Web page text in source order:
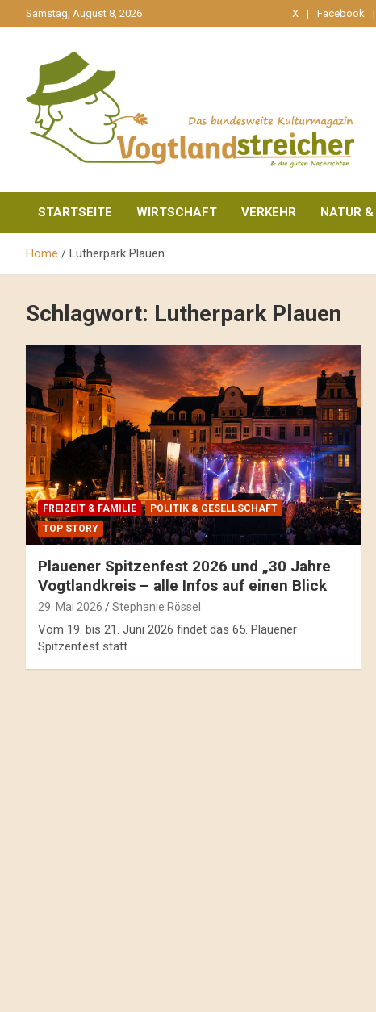
zum
Samstag, August 8, 2026 X Facebook
Vogtlandstreicher
STARTSEITE WIRTSCHAFT VERKEHR NATUR
Home Lutherpark Plauen
Schlagwort: Lutherpark Plauen
FREIZEIT & FAMILIE
POLITIK & GESELLSCHAFT
TOP STORY
Plauener Spitzenfest 2026 und „30 Jahre
Vogtlandkreis – alle Infos auf einen Blick
29. Mai 2026 Stephanie Rössel
Vom 19. bis 21. Juni 2026 findet das 65. Plauener
Spitzenfest statt.